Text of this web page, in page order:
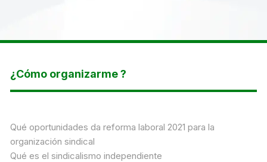
¿Cómo organizarme ?
Qué oportunidades da reforma laboral 2021 para la
organización sindical
Qué es el sindicalismo independiente